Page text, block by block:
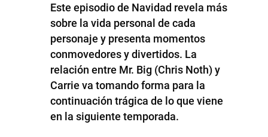
Este episodio de Navidad revela más
sobre la vida personal de cada
personaje y presenta momentos
conmovedores y divertidos. La
relación entre Mr. Big (Chris Noth) y
Carrie va tomando forma para la
continuación trágica de lo que viene
en la siguiente temporada.